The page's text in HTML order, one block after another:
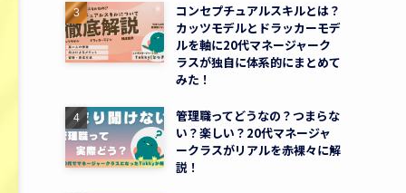
コンセプチュアルスキルとは？
カッツモデルとドラッカーモデ
ルを軸に20代マネージャーク
ラスが独自に体系的にまとめて
みた！
管理職ってどうなの？つまらな
い？楽しい？20代マネージャ
ークラスがリアルを赤裸々に解
説！